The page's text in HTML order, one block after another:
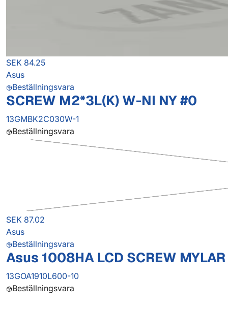
SEK 84.25
Asus
Beställningsvara
SCREW M2*3L(K) W-NI NY #0
13GMBK2C030W-1
Beställningsvara
SEK 87.02
Asus
Beställningsvara
Asus 1008HA LCD SCREW
13GOA1910L600-10
Beställningsvara